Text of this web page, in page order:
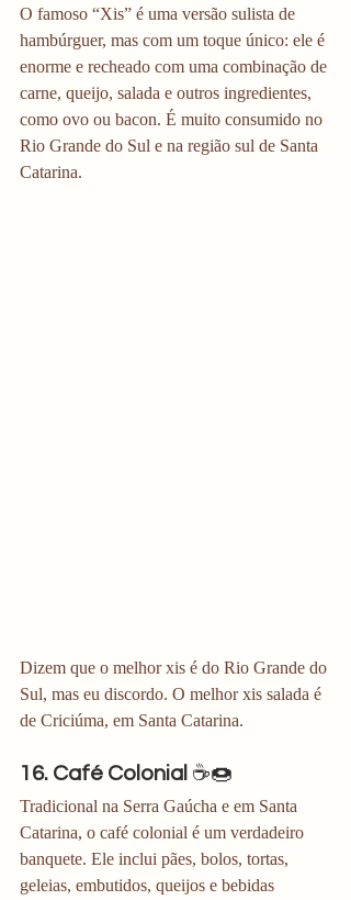
O famoso “Xis” é uma versão sulista de
hambúrguer, mas com um toque único: ele é
enorme e recheado com uma combinação de
carne, queijo, salada e outros ingredientes,
como ovo ou bacon. É muito consumido no
Rio Grande do Sul e na região sul de Santa
Catarina.
Dizem que o melhor xis é do Rio Grande do
Sul, mas eu discordo. O melhor xis salada é
de Criciúma, em Santa Catarina.
16. Café Colonial ☕🍩
Tradicional na Serra Gaúcha e em Santa
Catarina, o café colonial é um verdadeiro
banquete. Ele inclui pães, bolos, tortas,
geleias, embutidos, queijos e bebidas